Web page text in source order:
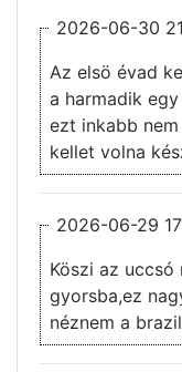
2026-06-30
Az elsö évad
a harmadik
ezt inkabb
kellet volna
2026-06-29
Köszi az
gyorsba,ez
néznem a